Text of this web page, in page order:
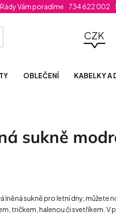
velikost šatů
Rády Vám poradíme 734 622 002
CZK
OBLEČENÍ KABELKY A
sukně
lněná sukně pro letní dny, můžete
tričkem, halenou či svetříkem. V